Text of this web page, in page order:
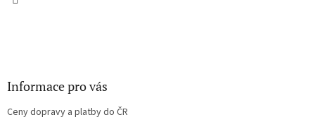
Informace pro vás
Ceny dopravy a platby do ČR